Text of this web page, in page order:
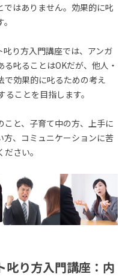
はありません。効果的に叱
り方入門講座では、アンガ
叱ることはOKだが、他人・
で効果的に叱るための考え
ことを目指します。
と、子育て中の方、上手に
、コミュニケーションに苦
さい。
叱り方入門講座：内